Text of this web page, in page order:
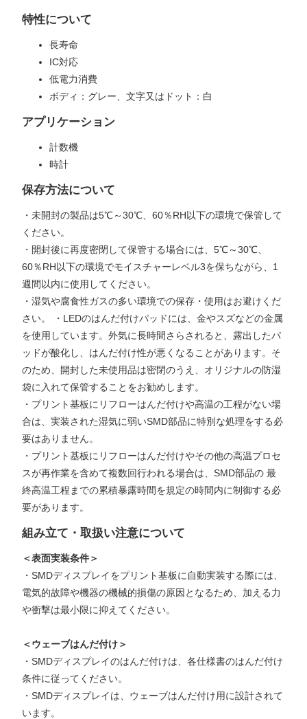
特性について
長寿命
IC対応
低電力消費
ボディ：グレー、文字又はドット：白
アプリケーション
計数機
時計
保存方法について
・未開封の製品は5℃～30℃、60％RH以下の環境で保管して
ください。
・開封後に再度密閉して保管する場合には、5℃～30℃、
60％RH以下の環境でモイスチャーレベル3を保ちながら、1
週間以内に使用してください。
・湿気や腐食性ガスの多い環境での保存・使用はお避けくだ
さい。 ・LEDのはんだ付けパッドには、金やスズなどの金属
を使用しています。外気に長時間さらされると、露出したパ
ッドが酸化し、はんだ付け性が悪くなることがあります。そ
のため、開封した未使用品は密閉のうえ、オリジナルの防湿
袋に入れて保管することをお勧めします。
・プリント基板にリフローはんだ付けや高温の工程がない場
合は、実装された湿気に弱いSMD部品に特別な処理をする必
要はありません。
・プリント基板にリフローはんだ付けやその他の高温プロセ
スが再作業を含めて複数回行われる場合は、SMD部品の 最
終高温工程までの累積暴露時間を規定の時間内に制御する必
要があります。
組み立て・取扱い注意について
＜表面実装条件＞
・SMDディスプレイをプリント基板に自動実装する際には、
電気的故障や機器の機械的損傷の原因となるため、加える力
や衝撃は最小限に抑えてください。
＜ウェーブはんだ付け＞
・SMDディスプレイのはんだ付けは、各仕様書のはんだ付け
条件に従ってください。
・SMDディスプレイは、ウェーブはんだ付け用に設計されて
います。